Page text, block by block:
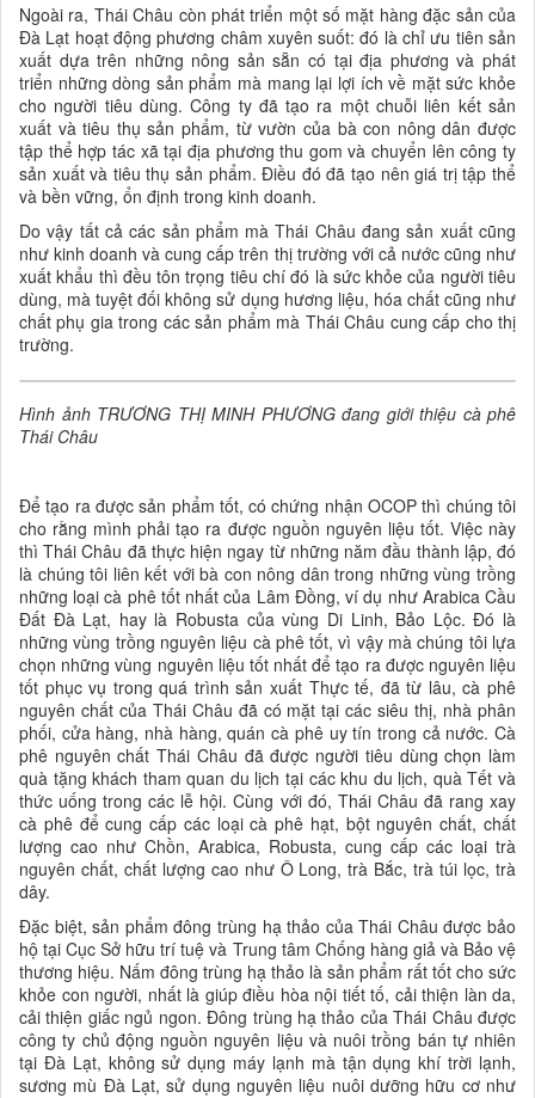
Ngoài ra, Thái Châu còn phát triển một số mặt hàng đặc sản của
Đà Lạt hoạt động phương châm xuyên suốt: đó là chỉ ưu tiên sản
xuất dựa trên những nông sản sẵn có tại địa phương và phát
triển những dòng sản phẩm mà mang lại lợi ích về mặt sức khỏe
cho người tiêu dùng. Công ty đã tạo ra một chuỗi liên kết sản
xuất và tiêu thụ sản phẩm, từ vườn của bà con nông dân được
tập thể hợp tác xã tại địa phương thu gom và chuyển lên công ty
sản xuất và tiêu thụ sản phẩm. Điều đó đã tạo nên giá trị tập thể
và bền vững, ổn định trong kinh doanh.
Do vậy tất cả các sản phẩm mà Thái Châu đang sản xuất cũng
như kinh doanh và cung cấp trên thị trường với cả nước cũng như
xuất khẩu thì đều tôn trọng tiêu chí đó là sức khỏe của người tiêu
dùng, mà tuyệt đối không sử dụng hương liệu, hóa chất cũng như
chất phụ gia trong các sản phẩm mà Thái Châu cung cấp cho thị
trường.
Hình ảnh TRƯƠNG THỊ MINH PHƯƠNG đang giới thiệu cà phê
Thái Châu
Để tạo ra được sản phẩm tốt, có chứng nhận OCOP thì chúng tôi
cho rằng mình phải tạo ra được nguồn nguyên liệu tốt. Việc này
thì Thái Châu đã thực hiện ngay từ những năm đầu thành lập, đó
là chúng tôi liên kết với bà con nông dân trong những vùng trồng
những loại cà phê tốt nhất của Lâm Đồng, ví dụ như Arabica Cầu
Đất Đà Lạt, hay là Robusta của vùng Di Linh, Bảo Lộc. Đó là
những vùng trồng nguyên liệu cà phê tốt, vì vậy mà chúng tôi lựa
chọn những vùng nguyên liệu tốt nhất để tạo ra được nguyên liệu
tốt phục vụ trong quá trình sản xuất Thực tế, đã từ lâu, cà phê
nguyên chất của Thái Châu đã có mặt tại các siêu thị, nhà phân
phối, cửa hàng, nhà hàng, quán cà phê uy tín trong cả nước. Cà
phê nguyên chất Thái Châu đã được người tiêu dùng chọn làm
quà tặng khách tham quan du lịch tại các khu du lịch, quà Tết và
thức uống trong các lễ hội. Cùng với đó, Thái Châu đã rang xay
cà phê để cung cấp các loại cà phê hạt, bột nguyên chất, chất
lượng cao như Chồn, Arabica, Robusta, cung cấp các loại trà
nguyên chất, chất lượng cao như Ô Long, trà Bắc, trà túi lọc, trà
dây.
Đặc biệt, sản phẩm đông trùng hạ thảo của Thái Châu được bảo
hộ tại Cục Sở hữu trí tuệ và Trung tâm Chống hàng giả và Bảo vệ
thương hiệu. Nấm đông trùng hạ thảo là sản phẩm rất tốt cho sức
khỏe con người, nhất là giúp điều hòa nội tiết tố, cải thiện làn da,
cải thiện giấc ngủ ngon. Đông trùng hạ thảo của Thái Châu được
công ty chủ động nguồn nguyên liệu và nuôi trồng bán tự nhiên
tại Đà Lạt, không sử dụng máy lạnh mà tận dụng khí trời lạnh,
sương mù Đà Lạt, sử dụng nguyên liệu nuôi dưỡng hữu cơ như